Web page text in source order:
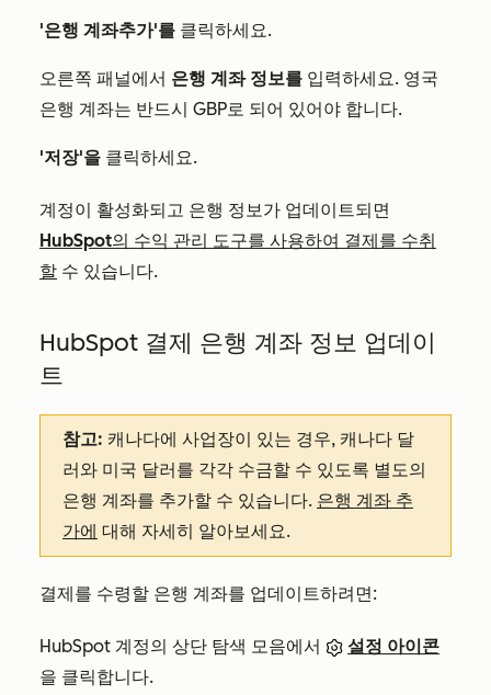
'은행 계좌추가'를 클릭하세요.
오른쪽 패널에서 은행 계좌 정보를 입력하세요. 영국
은행 계좌는 반드시 GBP로 되어 있어야 합니다.
'저장'을 클릭하세요.
계정이 활성화되고 은행 정보가 업데이트되면
HubSpot의 수익 관리 도구를 사용하여 결제를 수취
할 수 있습니다.
HubSpot 결제 은행 계좌 정보 업데이
트
참고: 캐나다에 사업장이 있는 경우, 캐나다 달
러와 미국 달러를 각각 수금할 수 있도록 별도의
은행 계좌를 추가할 수 있습니다. 은행 계좌 추
가에 대해 자세히 알아보세요.
결제를 수령할 은행 계좌를 업데이트하려면:
HubSpot 계정의 상단 탐색 모음에서
설정 아이콘
을 클릭합니다.